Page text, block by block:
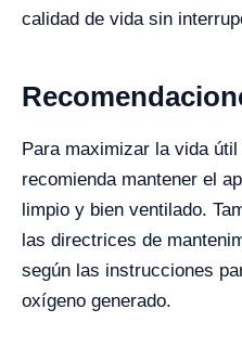
calidad de vida sin
Para maximizar la vida
recomienda mantener el
limpio y bien ventilado.
las directrices de
según las instrucciones
oxígeno generado.